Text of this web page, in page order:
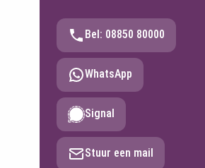
Bel: 08850 80000
WhatsApp
Signal
Stuur een mail